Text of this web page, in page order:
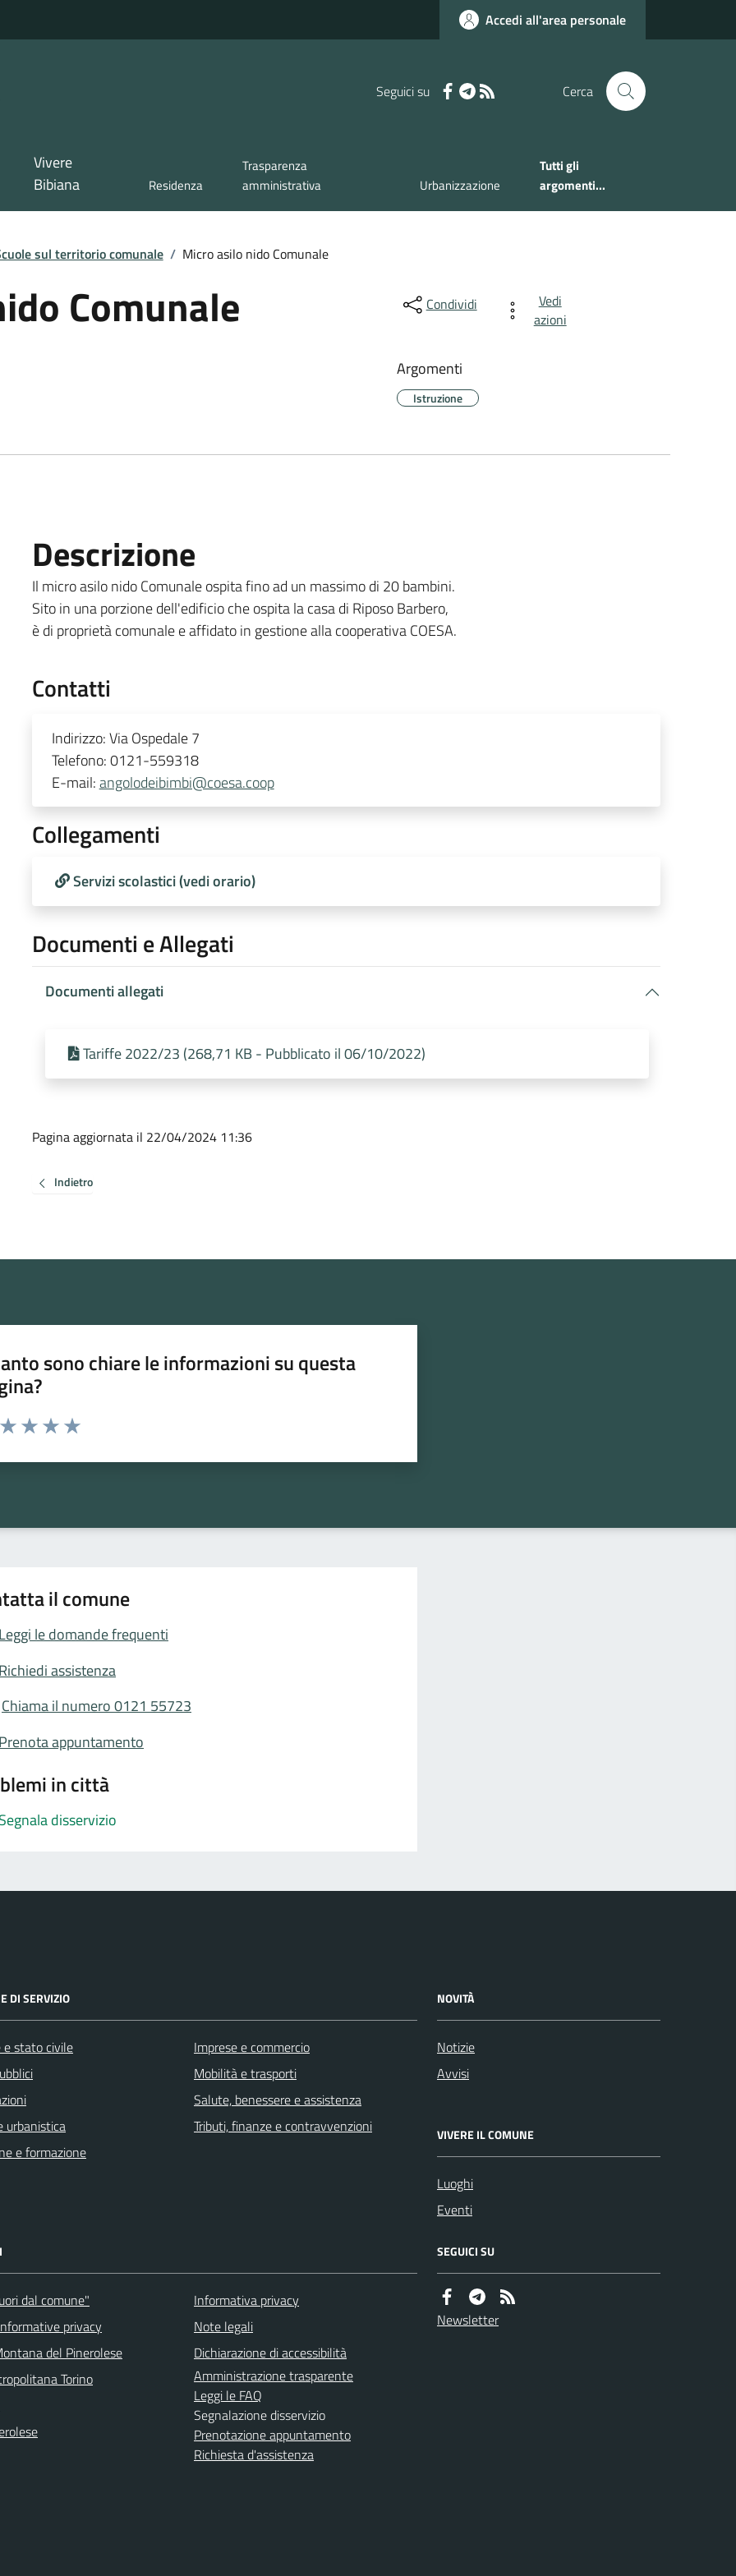
Accedi all'area personale
Seguici su Cerca
Vivere
Bibiana
Residenza
Trasparenza
amministrativa
Urbanizzazione
Tutti gli
argomenti...
sul territorio comunale / Micro asilo nido Comunale
Comunale Condividi
Vedi
azioni
Argomenti
Istruzione
Descrizione
Il micro asilo nido Comunale ospita fino ad un massimo di 20 bambini.
Sito in una porzione dell'edificio che ospita la casa di Riposo Barbero,
è di proprietà comunale e affidato in gestione alla cooperativa COESA.
Contatti
Indirizzo:Via Ospedale 7
Telefono:0121-559318
E-mail:angolodeibimbi@coesa.coop
Collegamenti
Servizi scolastici (vedi orario)
Documenti e Allegati
Documenti allegati
Tariffe 2022/23 (268,71 KB - Pubblicato il 06/10/2022)
Pagina aggiornata il 22/04/2024 11:36
Indietro
sono chiare le informazioni su questa
da 1 a 5 stelle la pagina
il comune
Leggi le domande frequenti
Richiedi assistenza
Chiama il numero 0121 55723
Prenota appuntamento
in città
Segnala disservizio
DI SERVIZIO
e stato civile
urbanistica
e formazione
Imprese e commercio
Mobilità e trasporti
Salute, benessere e assistenza
Tributi, finanze e contravvenzioni
NOVITÀ
Notizie
Avvisi
VIVERE IL COMUNE
Luoghi
Eventi
dal comune"
privacy
del Pinerolese
Torino
Informativa privacy
Note legali
Dichiarazione di accessibilità
Amministrazione trasparente
Leggi le FAQ
Segnalazione disservizio
Prenotazione appuntamento
Richiesta d'assistenza
SEGUICI SU
Newsletter